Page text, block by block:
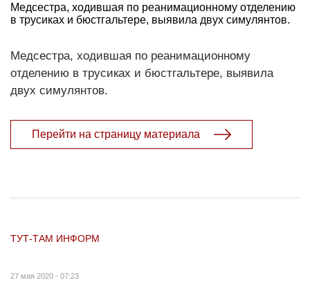
Медсестра, ходившая по реанимационному отделению
в трусиках и бюстгальтере, выявила двух симулянтов.
Медсестра, ходившая по реанимационному
отделению в трусиках и бюстгальтере, выявила
двух симулянтов.
Перейти на страницу материала
ТУТ-ТАМ ИНФОРМ
27 мая 2020 - 07:23